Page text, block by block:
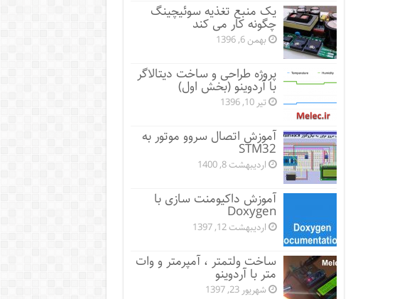
یک منبع تغذیه سوئیچینگ
چگونه کار می کند
بهمن 6, 1396
پروژه طراحی و ساخت دیتالاگر
با آردوینو (بخش اول)
تیر 10, 1396
آموزش اتصال سروو موتور به
STM32
اردیبهشت 8, 1400
آموزش داکیومنت سازی با
Doxygen
اردیبهشت 12, 1397
ساخت ولتمتر ، آمپرمتر و وات
متر با آردوینو
شهریور 23, 1397